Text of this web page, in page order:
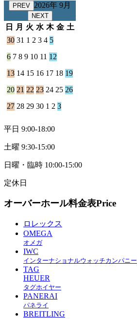
PREV 2026年 9月
NEXT
日 月 火 水 木 金 土
30 31 1 2 3 4 5
6 7 8 9 10 11 12
13 14 15 16 17 18 19
20 21 22 23 24 25 26
27 28 29 30 1 2 3
平日 9:00-18:00
土曜 9:30-15:00
日曜・臨時 10:00-15:00
定休日
オーバーホール料金表Price
ロレックス
OMEGA
オメガ
IWC
インターナショナルウォッチカンパニー
TAG
HEUER
タグホイヤー
PANERAI
パネライ
BREITLING